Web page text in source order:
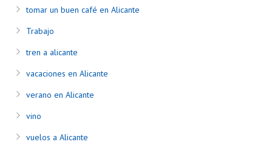
tomar un buen café en Alicante
Trabajo
tren a alicante
vacaciones en Alicante
verano en Alicante
vino
vuelos a Alicante